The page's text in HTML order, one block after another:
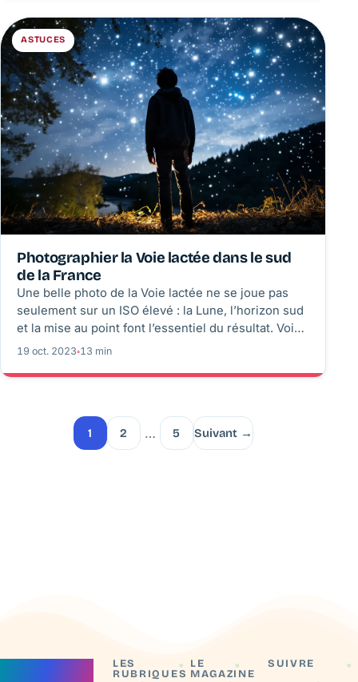
ASTUCES
Photographier la Voie lactée dans le sud
de la France
Une belle photo de la Voie lactée ne se joue pas
seulement sur un ISO élevé : la Lune, l’horizon sud
et la mise au point font l’essentiel du résultat. Voici
la manipulation, les réglages de départ et le
sud de la France.
19 oct. 2023◦13 min
1 2 … 5 Suivant →
LES
RUBRIQUES
LE
MAGAZINE
SUIVRE